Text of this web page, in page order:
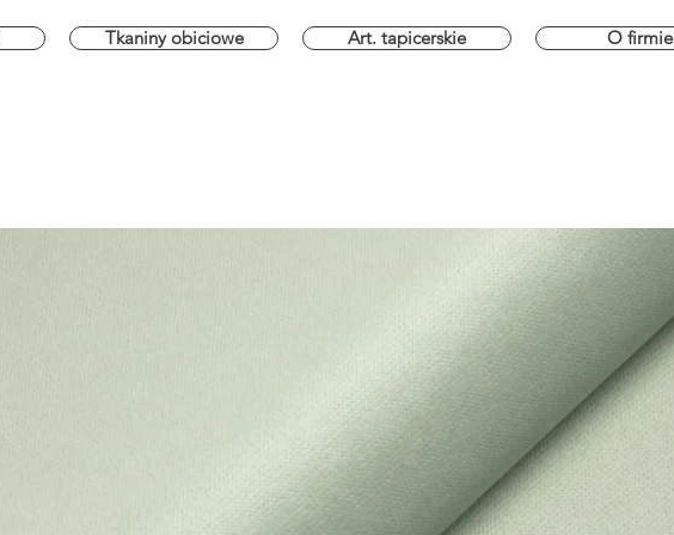
Tkaniny obiciowe Art. tapicerskie O firmie